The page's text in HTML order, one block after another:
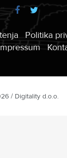
Politika
/ Digitality d.o.o.